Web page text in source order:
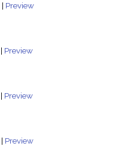
| Preview
| Preview
| Preview
| Preview